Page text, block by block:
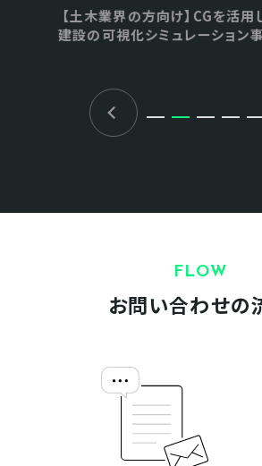
【土木業界の方向け】CGを活
建設の可視化シミュレーション
FLOW
お問い合わせの